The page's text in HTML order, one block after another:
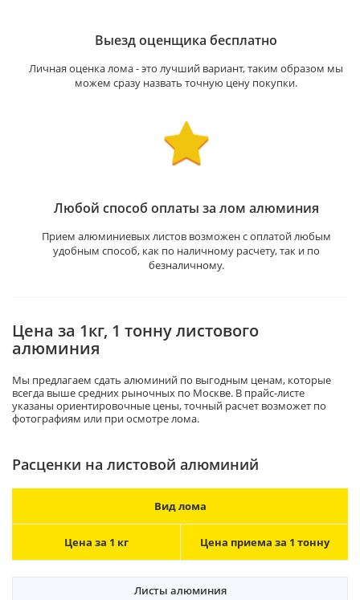
Выезд оценщика бесплатно
Личная оценка лома - это лучший вариант, таким образом мы
можем сразу назвать точную цену покупки.
Любой способ оплаты за лом алюминия
Прием алюминиевых листов возможен с оплатой любым
удобным способ, как по наличному расчету, так и по
безналичному.
Цена за 1кг, 1 тонну листового
алюминия
Мы предлагаем сдать алюминий по выгодным ценам, которые
всегда выше средних рыночных по Москве. В прайс-листе
указаны ориентировочные цены, точный расчет возможет по
фотографиям или при осмотре лома.
Расценки на листовой алюминий
Вид лома
Цена за 1 кг Цена приема за 1 тонну
Листы алюминия